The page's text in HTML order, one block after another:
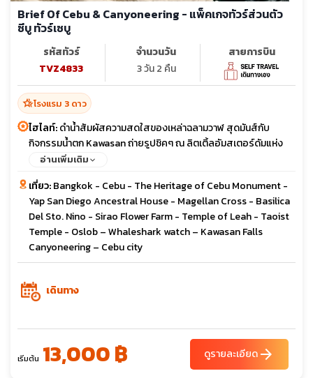
Brief Of Cebu & Canyoneering - แพ็คเกจทัวร์ส่วนตัว
ซีบู ทัวร์เซบู
รหัสทัวร์
TVZ4833
จำนวนวัน
3 วัน 2 คืน
สายการบิน
hotel_classโรงแรม 3 ดาว
ไฮไลท์:ดำน้ำสัมผัสความสดใสของเหล่าฉลามวาฬ สุดมันส์กับ
กิจกรรมน้ำตก Kawasan ถ่ายรูปชิคๆ ณ ลิตเติ้ลอัมสเตอร์ดัมแห่ง
เซบูอ่านเพิ่มเติม
เที่ยว:Bangkok - Cebu - The Heritage of Cebu Monument -
Yap San Diego Ancestral House - Magellan Cross - Basilica
Del Sto. Nino - Sirao Flower Farm - Temple of Leah - Taoist
Temple - Oslob – Whaleshark watch – Kawasan Falls
Canyoneering – Cebu city
เดินทาง
เริ่มต้น 13,000 ฿ ดูรายละเอียดarrow_forward